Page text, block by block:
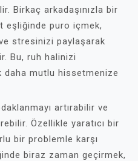
Birkaç arkadaşınızla bir
eşliğinde puro içmek,
stresinizi paylaşarak
Bu, ruh halinizi
mutlu hissetmenize
artırabilir ve
Özellikle yaratıcı bir
bir problemle karşı
biraz zaman geçirmek,